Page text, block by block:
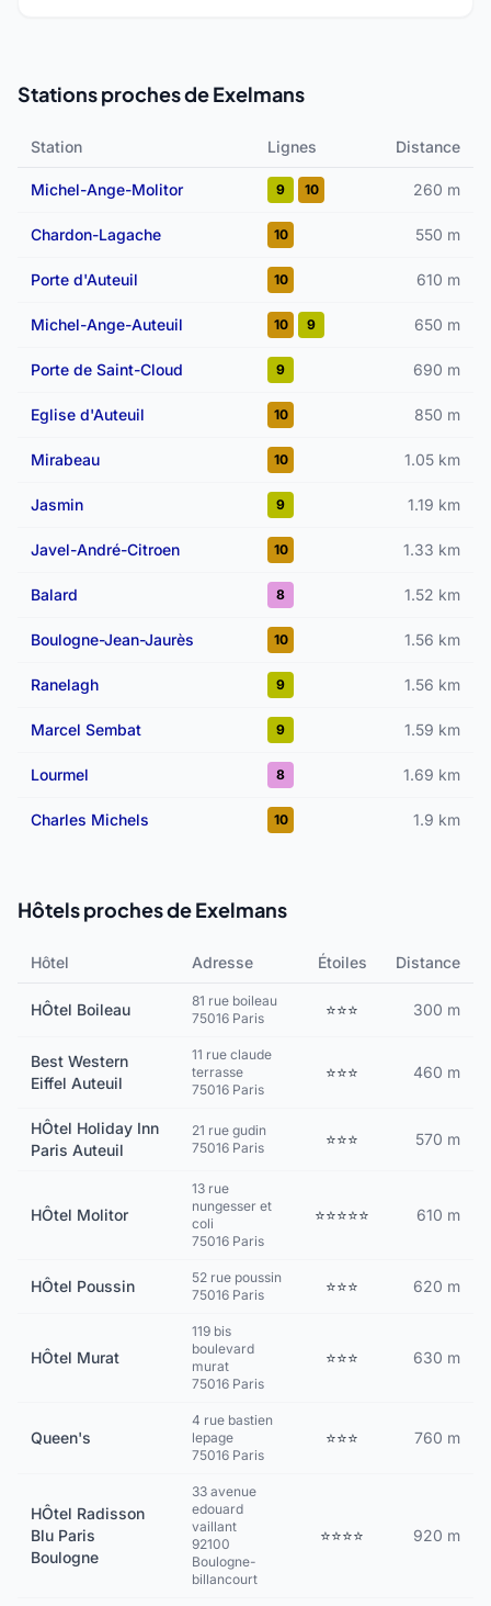
Stations proches de Exelmans
Station Lignes Distance
Michel-Ange-Molitor 9 10 260 m
Chardon-Lagache 10 550 m
Porte d'Auteuil 10 610 m
Michel-Ange-Auteuil 10 9 650 m
Porte de Saint-Cloud 9 690 m
Eglise d'Auteuil 10 850 m
Mirabeau 10 1.05 km
Jasmin 9 1.19 km
Javel-André-Citroen 10 1.33 km
Balard 8 1.52 km
Boulogne-Jean-Jaurès 10 1.56 km
Ranelagh 9 1.56 km
Marcel Sembat 9 1.59 km
Lourmel 8 1.69 km
Charles Michels 10 1.9 km
Hôtels proches de Exelmans
Hôtel Adresse Étoiles Distance
HÔtel Boileau
81 rue boileau
75016 Paris
⭐⭐⭐ 300 m
Best Western
Eiffel Auteuil
11 rue claude
terrasse
75016 Paris
⭐⭐⭐ 460 m
HÔtel Holiday Inn
Paris Auteuil
21 rue gudin
75016 Paris
⭐⭐⭐ 570 m
HÔtel Molitor
13 rue
nungesser et
coli
75016 Paris
⭐⭐⭐⭐⭐ 610 m
HÔtel Poussin
52 rue poussin
75016 Paris
⭐⭐⭐ 620 m
HÔtel Murat
119 bis
boulevard
murat
75016 Paris
⭐⭐⭐ 630 m
Queen's
4 rue bastien
lepage
75016 Paris
⭐⭐⭐ 760 m
HÔtel Radisson
Blu Paris
Boulogne
33 avenue
edouard
vaillant
92100
Boulogne-
billancourt
⭐⭐⭐⭐ 920 m